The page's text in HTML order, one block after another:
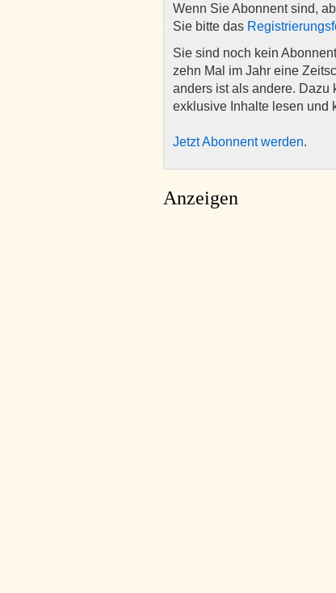
Wenn Sie Abonnent sind,
Sie bitte das
Sie sind noch kein
zehn Mal im Jahr eine
anders ist als andere.
exklusive Inhalte lesen und
Jetzt Abonnent werden.
Anzeigen